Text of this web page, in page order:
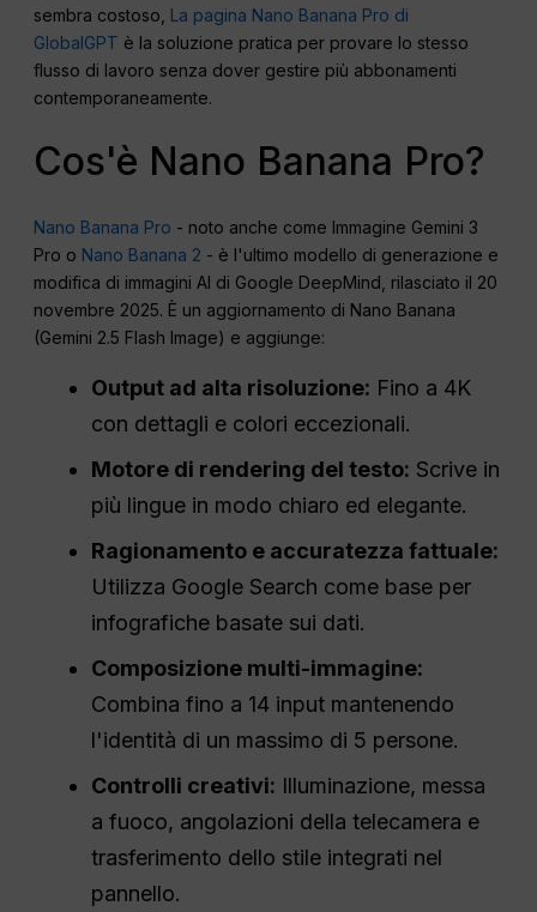
sembra costoso, La pagina Nano Banana Pro di
GlobalGPT è la soluzione pratica per provare lo stesso
flusso di lavoro senza dover gestire più abbonamenti
contemporaneamente.
Cos'è Nano Banana Pro?
Nano Banana Pro - noto anche come Immagine Gemini 3
Pro o Nano Banana 2 - è l'ultimo modello di generazione e
modifica di immagini AI di Google DeepMind, rilasciato il 20
novembre 2025. È un aggiornamento di Nano Banana
(Gemini 2.5 Flash Image) e aggiunge:
Output ad alta risoluzione: Fino a 4K
con dettagli e colori eccezionali.
Motore di rendering del testo: Scrive in
più lingue in modo chiaro ed elegante.
Ragionamento e accuratezza fattuale:
Utilizza Google Search come base per
infografiche basate sui dati.
Composizione multi-immagine:
Combina fino a 14 input mantenendo
l'identità di un massimo di 5 persone.
Controlli creativi: Illuminazione, messa
a fuoco, angolazioni della telecamera e
trasferimento dello stile integrati nel
pannello.